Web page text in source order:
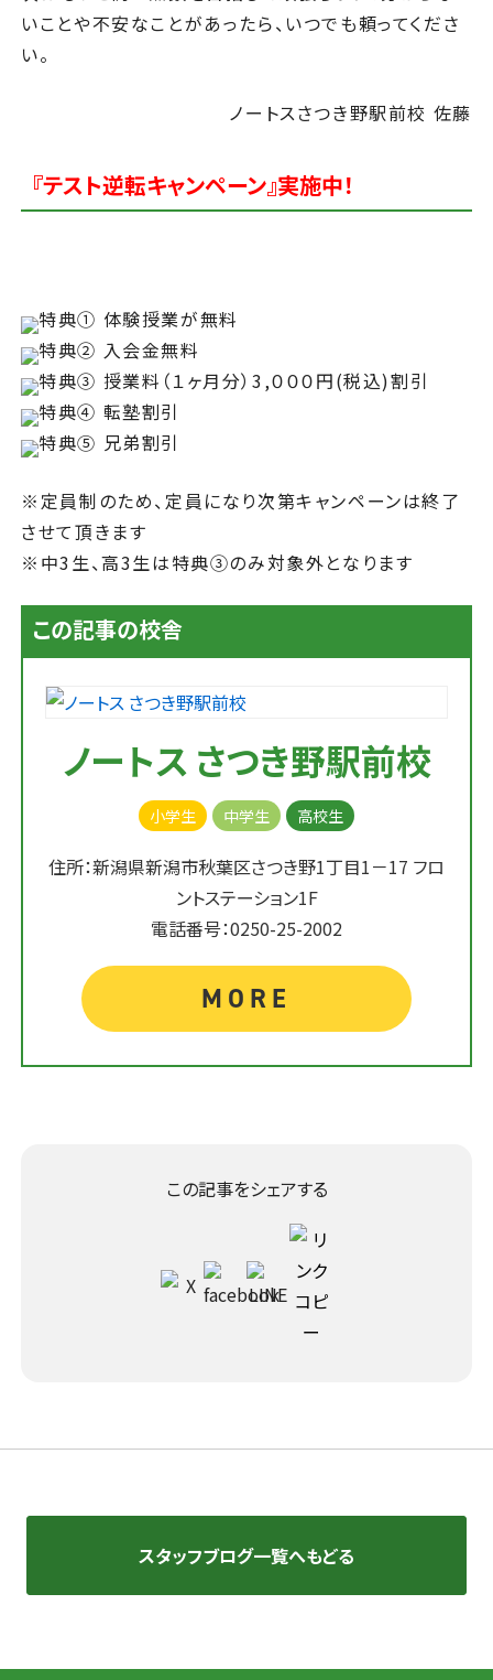
いことや不安なことがあったら、いつでも頼ってくださ
い。
ノートスさつき野駅前校 佐藤
『テスト逆転キャンペーン』実施中！
特典① 体験授業が無料
特典② 入会金無料
特典③ 授業料（１ヶ月分）3,０００円(税込)割引
特典④ 転塾割引
特典⑤ 兄弟割引
※定員制のため、定員になり次第キャンペーンは終了
させて頂きます
※中3生、高3生は特典③のみ対象外となります
この記事の校舎
ノートス さつき野駅前校
小学生 中学生 高校生
住所：新潟県新潟市秋葉区さつき野1丁目1－17 フロ
ントステーション1F
電話番号：0250-25-2002
MORE
この記事をシェアする
スタッフブログ一覧へもどる